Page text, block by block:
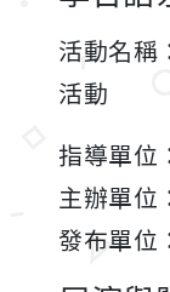
活動名稱
活動
指導單位
主辦單位
發布單位